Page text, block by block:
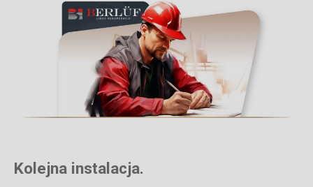
Kolejna instalacja.